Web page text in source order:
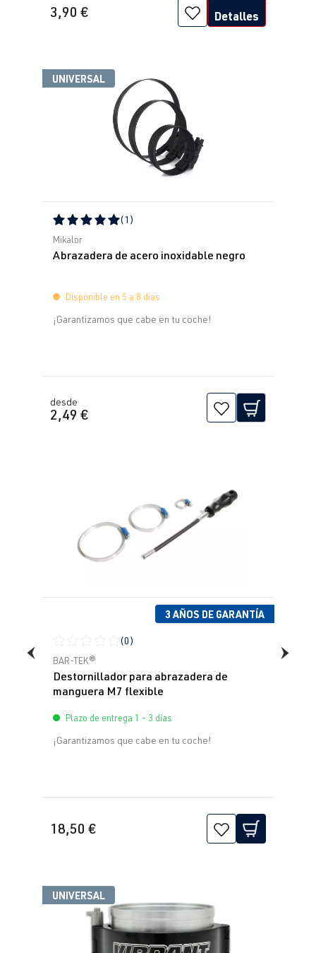
3,90 € Detalles
UNIVERSAL
Calificación promedio de 5 de 5 estrellas
(1)
Mikalor
Abrazadera de acero inoxidable negro
Disponible en 5 a 8 días
¡Garantizamos que cabe en tu coche!
desde
2,49 €
3 AÑOS DE GARANTÍA
Calificación promedio de 0 de 5 estrellas
(0)
BAR-TEK®
Destornillador para abrazadera de
manguera M7 flexible
Plazo de entrega 1 - 3 días
¡Garantizamos que cabe en tu coche!
18,50 €
UNIVERSAL